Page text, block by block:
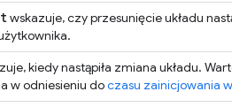
wskazuje, czy przesunięcie układu
kiedy nastąpiła zmiana układu.
w odniesieniu doczasu zainicjowania